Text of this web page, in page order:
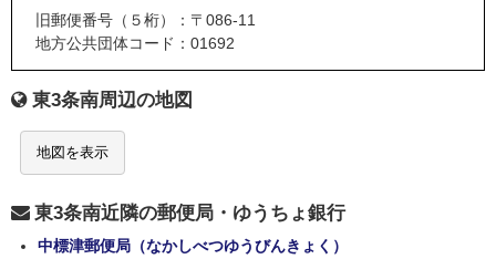
旧郵便番号（５桁）：〒086-11
地方公共団体コード：01692
東3条南周辺の地図
地図を表示
東3条南近隣の郵便局・ゆうちょ銀行
中標津郵便局（なかしべつゆうびんきょく）